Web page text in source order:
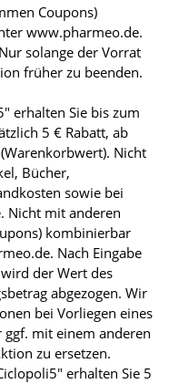
Coupons)
www.pharmeo.de.
solange der Vorrat
früher zu beenden.
erhalten Sie bis zum
5 € Rabatt, ab
Nicht
Bücher,
sowie bei
Nicht mit anderen
kombinierbar
Nach Eingabe
der Wert des
abgezogen. Wir
bei Vorliegen eines
mit einem anderen
zu ersetzen.
erhalten Sie 5